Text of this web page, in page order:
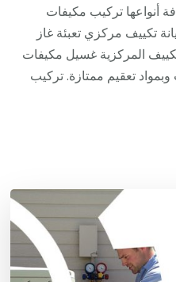
أنواعها تركيب مكيفات
تكييف مركزي تعبئة غاز
المركزية غسيل مكيفات
تعقيم ممتازة. تركيب